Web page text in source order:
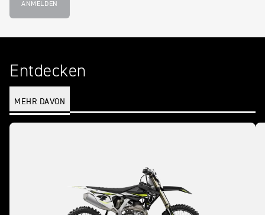
ANMELDEN
Entdecken
MEHR DAVON